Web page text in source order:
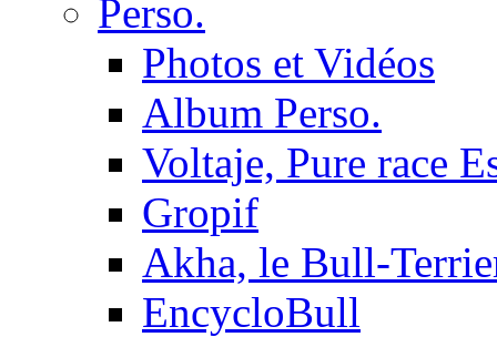
Perso.
Photos et Vidéos
Album Perso.
Voltaje, Pure race
Gropif
Akha, le Bull-
EncycloBull